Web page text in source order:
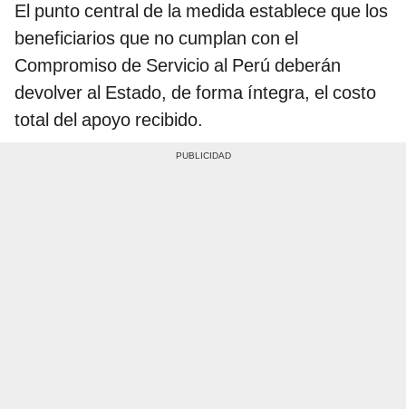
El punto central de la medida establece que los
beneficiarios que no cumplan con el
Compromiso de Servicio al Perú deberán
devolver al Estado, de forma íntegra, el costo
total del apoyo recibido.